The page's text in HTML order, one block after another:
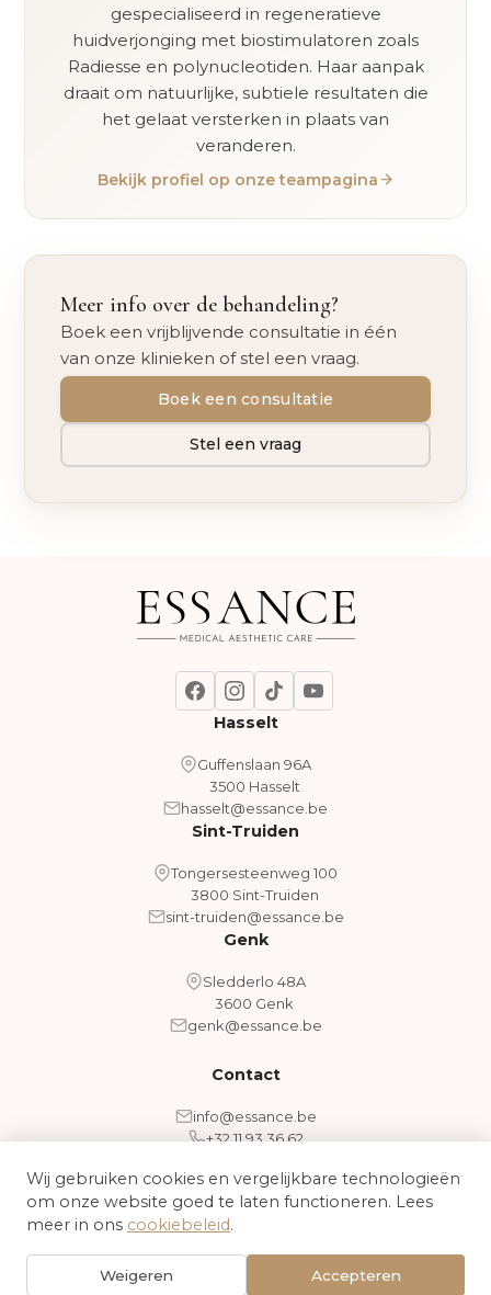
gespecialiseerd in regeneratieve
huidverjonging met biostimulatoren zoals
Radiesse en polynucleotiden. Haar aanpak
draait om natuurlijke, subtiele resultaten die
het gelaat versterken in plaats van
veranderen.
Bekijk profiel op onze teampagina
Meer info over de behandeling?
Boek een vrijblijvende consultatie in één
van onze klinieken of stel een vraag.
Boek een consultatie
Stel een vraag
Hasselt
Guffenslaan 96A
3500 Hasselt
hasselt@essance.be
Sint-Truiden
Tongersesteenweg 100
3800 Sint-Truiden
sint-truiden@essance.be
Genk
Sledderlo 48A
3600 Genk
genk@essance.be
Contact
info@essance.be
+32 11 93 36 62
Algemene voorwaarden
© 2026 Essance - Medical Aesthetic Clinic. Alle rechten
Wij gebruiken cookies en vergelijkbare technologieën
om onze website goed te laten functioneren. Lees
meer in ons cookiebeleid.
Weigeren Accepteren